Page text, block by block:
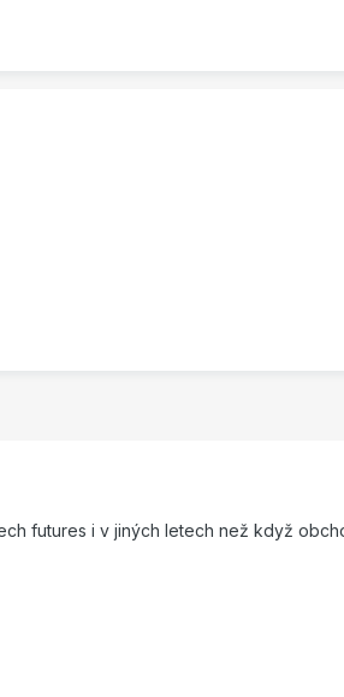
futures i v jiných letech než když